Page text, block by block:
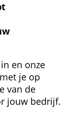
en onze
je op
van de
jouw bedrijf.